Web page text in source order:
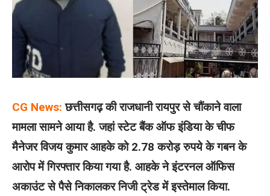
CG News: छत्तीसगढ़ की राजधानी रायपुर से चौंकाने वाला
मामला सामने आया है. जहां स्टेट बैंक ऑफ इंडिया के चीफ
मैनेजर विजय कुमार आहके को 2.78 करोड़ रुपये के गबन के
आरोप में गिरफ्तार किया गया है. आहके ने इंटरनल ऑफिस
अकाउंट से पैसे निकालकर निजी ट्रेड में इस्तेमाल किया.